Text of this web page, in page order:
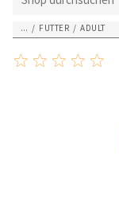
... / FUTTER / ADULT